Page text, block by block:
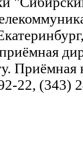
Приёмная
22, (343)